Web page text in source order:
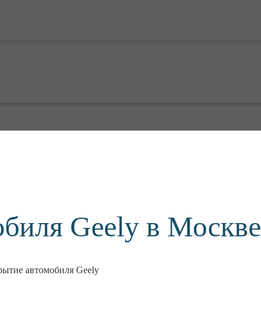
Geely в Москве
автомобиля Geely